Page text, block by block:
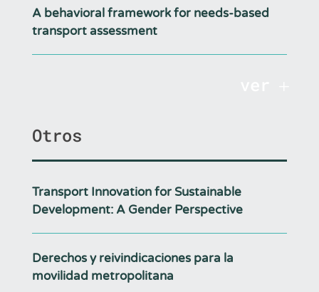
A behavioral framework for needs-based
transport assessment
Otros
Transport Innovation for Sustainable
Development: A Gender Perspective
Derechos y reivindicaciones para la
movilidad metropolitana